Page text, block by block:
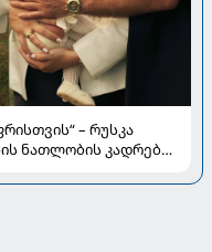
– რუსკა
ნათლობის კადრებს